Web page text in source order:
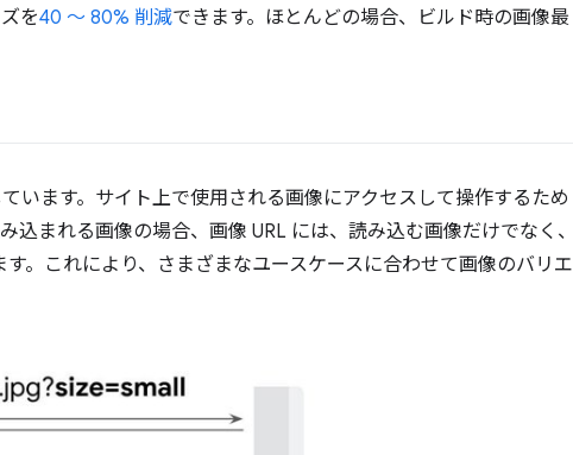
を40 ～ 80% 削減できます。ほとんどの場合、ビルド時の画像最
います。サイト上で使用される画像にアクセスして操作するため
込まれる画像の場合、画像 URL には、読み込む画像だけでなく、
。これにより、さまざまなユースケースに合わせて画像のバリエ